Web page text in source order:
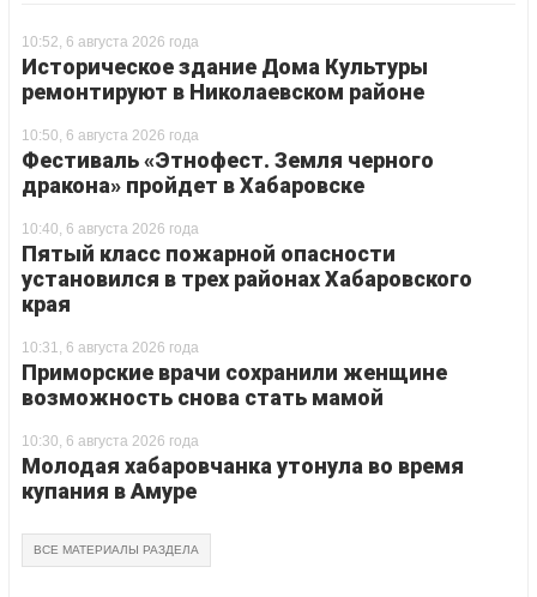
10:52, 6 августа 2026 года
Историческое здание Дома Культуры
ремонтируют в Николаевском районе
10:50, 6 августа 2026 года
Фестиваль «Этнофест. Земля черного
дракона» пройдет в Хабаровске
10:40, 6 августа 2026 года
Пятый класс пожарной опасности
установился в трех районах Хабаровского
края
10:31, 6 августа 2026 года
Приморские врачи сохранили женщине
возможность снова стать мамой
10:30, 6 августа 2026 года
Молодая хабаровчанка утонула во время
купания в Амуре
ВСЕ МАТЕРИАЛЫ РАЗДЕЛА